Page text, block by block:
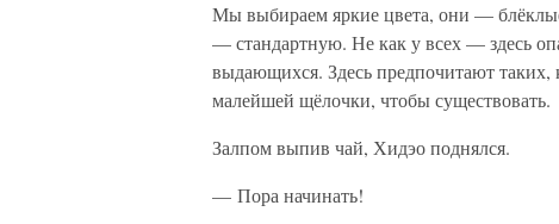
Мы выбираем яркие цвета, они —
— стандартную. Не как у всех — здесь
выдающихся. Здесь предпочитают
малейшей щёлочки, чтобы существовать.
Залпом выпив чай, Хидэо поднялся.
— Пора начинать!